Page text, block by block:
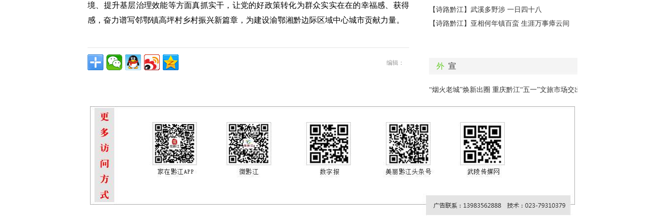
境、提升基层治理效能等方面真抓实干，让党的好政策转化为群众实实在在的幸福感、获得
感，奋力谱写邻鄂镇高坪村乡村振兴新篇章，为建设渝鄂湘黔边际区域中心城市贡献力量。
编辑：